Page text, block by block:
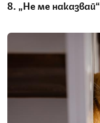
8. „Не ме наказвай“